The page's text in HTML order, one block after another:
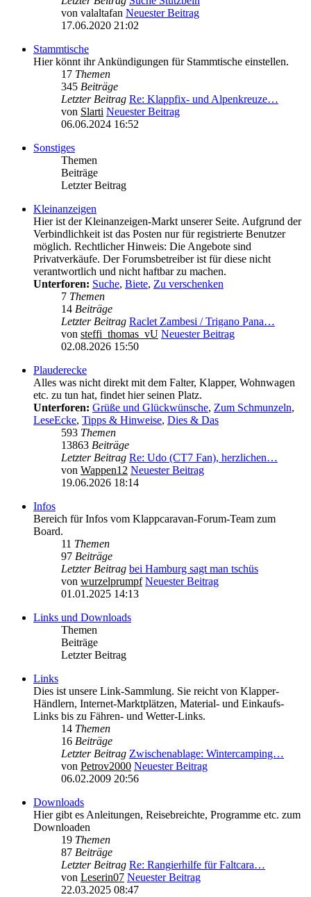
von valaltafan Neuester Beitrag
17.06.2020 21:02
Stammtische
Hier könnt ihr Ankündigungen für Stammtische einstellen.
17 Themen
345 Beiträge
Letzter Beitrag Re: Klappfix- und Alpenkreuze…
von Slarti Neuester Beitrag
06.06.2024 16:52
Sonstiges
Themen
Beiträge
Letzter Beitrag
Kleinanzeigen
Hier ist der Kleinanzeigen-Markt unserer Seite. Aufgrund der
Verbindlichkeit ist das Posten nur für registrierte Benutzer
möglich. Rechtlicher Hinweis: Die Angebote sind
Privatverkäufe. Der Forumsbetreiber ist für diese nicht
verantwortlich und nicht haftbar zu machen.
Unterforen: Suche, Biete, Zu verschenken
7 Themen
14 Beiträge
Letzter Beitrag Raclet Zambesi / Trigano Pana…
von steffi_thomas_vU Neuester Beitrag
02.08.2026 15:50
Plauderecke
Alles was nicht direkt mit dem Falter, Klapper, Wohnwagen
etc. zu tun hat, findet hier seinen Platz.
Unterforen: Grüße und Glückwünsche, Zum Schmunzeln,
LeseEcke, Tipps & Hinweise, Dies & Das
593 Themen
13863 Beiträge
Letzter Beitrag Re: Udo (CT7 Fan), herzlichen…
von Wappen12 Neuester Beitrag
19.06.2026 18:14
Infos
Bereich für Infos vom Klappcaravan-Forum-Team zum
Board.
11 Themen
97 Beiträge
Letzter Beitrag bei Hamburg sagt man tschüs
von wurzelprumpf Neuester Beitrag
01.01.2025 14:13
Links und Downloads
Themen
Beiträge
Letzter Beitrag
Links
Dies ist unsere Link-Sammlung. Sie reicht von Klapper-
Händlern, Internet-Marktplätzen, Material- und Einkaufs-
Links bis zu Fähren- und Wetter-Links.
14 Themen
16 Beiträge
Letzter Beitrag Zwischenablage: Wintercamping…
von Petrov2000 Neuester Beitrag
06.02.2009 20:56
Downloads
Hier gibt es Anleitungen, Reisebreichte, Programme etc. zum
Downloaden
19 Themen
87 Beiträge
Letzter Beitrag Re: Rangierhilfe für Faltcara…
von Leserin07 Neuester Beitrag
22.03.2025 08:47